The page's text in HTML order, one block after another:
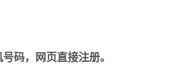
码，网页直接注册。